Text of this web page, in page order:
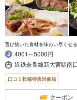
選び抜いた食材を味わい尽くせ
4001～5000円
近鉄奈良線新大宮駅南
口コミ投稿特典対象店
クーポン